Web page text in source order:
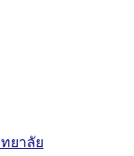
ยาลัย